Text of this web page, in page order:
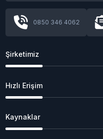
0850 346 4062
Şirketimiz
Hızlı Erişim
Kaynaklar